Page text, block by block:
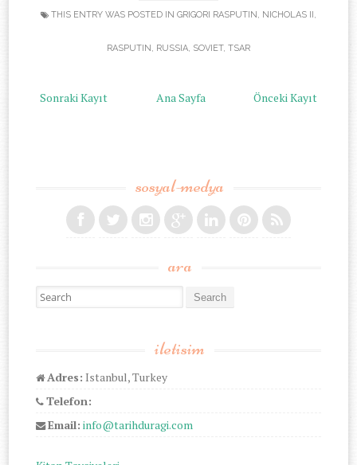
THIS ENTRY WAS POSTED IN GRIGORI RASPUTIN NICHOLAS II
RASPUTIN RUSSIA SOVIET, TSAR
Sonraki Kayıt Önceki Kayıt
Ana Sayfa
sosyal-medya
ara
Search for:
iletisim
Adres: Istanbul, Turkey
Telefon:
Email: info@tarihduragi.com